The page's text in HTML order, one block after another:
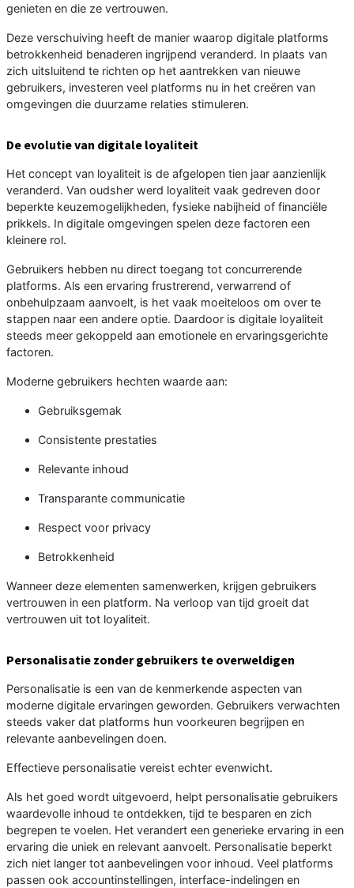
genieten en die ze vertrouwen.
Deze verschuiving heeft de manier waarop digitale platforms
betrokkenheid benaderen ingrijpend veranderd. In plaats van
zich uitsluitend te richten op het aantrekken van nieuwe
gebruikers, investeren veel platforms nu in het creëren van
omgevingen die duurzame relaties stimuleren.
De evolutie van digitale loyaliteit
Het concept van loyaliteit is de afgelopen tien jaar aanzienlijk
veranderd. Van oudsher werd loyaliteit vaak gedreven door
beperkte keuzemogelijkheden, fysieke nabijheid of financiële
prikkels. In digitale omgevingen spelen deze factoren een
kleinere rol.
Gebruikers hebben nu direct toegang tot concurrerende
platforms. Als een ervaring frustrerend, verwarrend of
onbehulpzaam aanvoelt, is het vaak moeiteloos om over te
stappen naar een andere optie. Daardoor is digitale loyaliteit
steeds meer gekoppeld aan emotionele en ervaringsgerichte
factoren.
Moderne gebruikers hechten waarde aan:
Gebruiksgemak
Consistente prestaties
Relevante inhoud
Transparante communicatie
Respect voor privacy
Betrokkenheid
Wanneer deze elementen samenwerken, krijgen gebruikers
vertrouwen in een platform. Na verloop van tijd groeit dat
vertrouwen uit tot loyaliteit.
Personalisatie zonder gebruikers te overweldigen
Personalisatie is een van de kenmerkende aspecten van
moderne digitale ervaringen geworden. Gebruikers verwachten
steeds vaker dat platforms hun voorkeuren begrijpen en
relevante aanbevelingen doen.
Effectieve personalisatie vereist echter evenwicht.
Als het goed wordt uitgevoerd, helpt personalisatie gebruikers
waardevolle inhoud te ontdekken, tijd te besparen en zich
begrepen te voelen. Het verandert een generieke ervaring in een
ervaring die uniek en relevant aanvoelt. Personalisatie beperkt
zich niet langer tot aanbevelingen voor inhoud. Veel platforms
passen ook accountinstellingen, interface-indelingen en